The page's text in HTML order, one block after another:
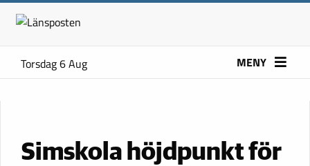
Torsdag 6 Aug MENY
Simskola höjdpunkt för